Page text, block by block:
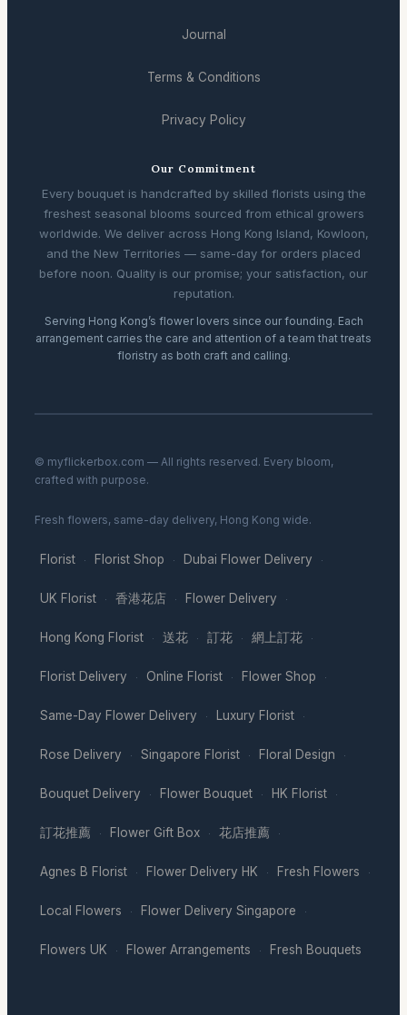
Journal
Terms & Conditions
Privacy Policy
Our Commitment
Every bouquet is handcrafted by skilled florists using the
freshest seasonal blooms sourced from ethical growers
worldwide. We deliver across Hong Kong Island, Kowloon,
and the New Territories — same-day for orders placed
before noon. Quality is our promise; your satisfaction, our
reputation.
Serving Hong Kong’s flower lovers since our founding. Each
arrangement carries the care and attention of a team that treats
floristry as both craft and calling.
© myflickerbox.com — All rights reserved. Every bloom,
crafted with purpose.
Fresh flowers, same-day delivery, Hong Kong wide.
Florist · Florist Shop · Dubai Flower Delivery ·
UK Florist · 香港花店 · Flower Delivery ·
Hong Kong Florist · 送花 · 訂花 · 網上訂花 ·
Florist Delivery · Online Florist · Flower Shop ·
Same-Day Flower Delivery · Luxury Florist ·
Rose Delivery · Singapore Florist · Floral Design ·
Bouquet Delivery · Flower Bouquet · HK Florist ·
訂花推薦 · Flower Gift Box · 花店推薦 ·
Agnes B Florist · Flower Delivery HK · Fresh Flowers ·
Local Flowers · Flower Delivery Singapore ·
Flowers UK · Flower Arrangements · Fresh Bouquets